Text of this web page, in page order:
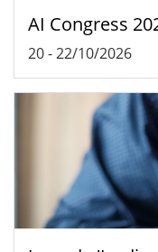
AI Congress
20-22/10/2026